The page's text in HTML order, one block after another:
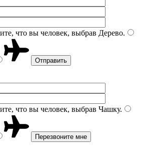
что вы человек, выбрав Дерево.
что вы человек, выбрав Чашку.